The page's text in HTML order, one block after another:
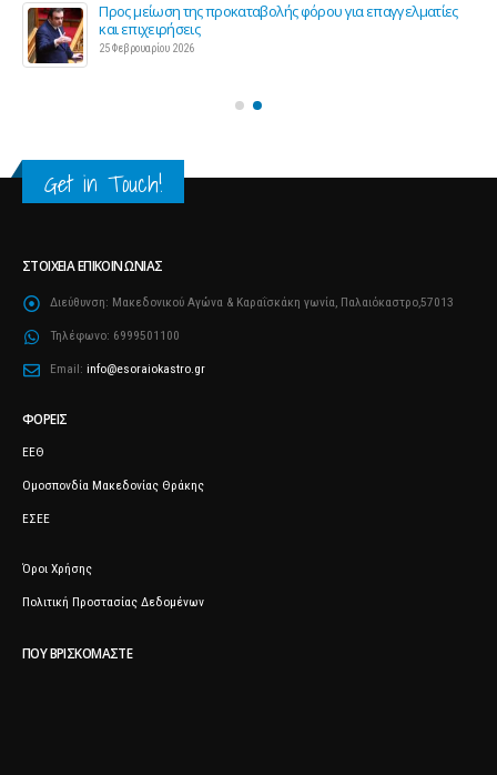
Προς μείωση της προκαταβολής φόρου για επαγγελματίες
και επιχειρήσεις
25 Φεβρουαρίου 2026
Get in Touch!
ΣΤΟΙΧΕΊΑ ΕΠΙΚΟΙΝΩΝΊΑΣ
Διεύθυνση: Μακεδονικού Αγώνα & Καραΐσκάκη γωνία, Παλαιόκαστρο,57013
Τηλέφωνο: 6999501100
Email: info@esoraiokastro.gr
ΦΟΡΕΊΣ
ΕΕΘ
Ομοσπονδία Μακεδονίας Θράκης
ΕΣΕΕ
Όροι Χρήσης
Πολιτική Προστασίας Δεδομένων
ΠΟΥ ΒΡΙΣΚΌΜΑΣΤΕ